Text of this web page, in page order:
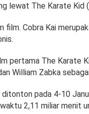
lewat The Karate Kid
film. Cobra Kai
pertama The Karate
William Zabka
ditonton pada 4-10
2,11 miliar menit